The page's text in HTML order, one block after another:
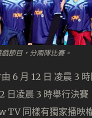
節目，分兩隊比賽。
6 月 12 日 凌晨 3
日凌晨 3 時舉行決賽
TV 同樣有獨家播映